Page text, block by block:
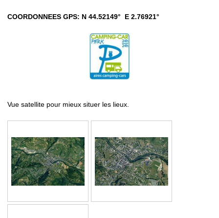
COORDONNEES GPS: N 44.52149° E 2.76921°
Vue satellite pour mieux situer les lieux.